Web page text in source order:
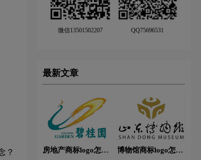
？
微信13501502207 QQ75696531
最新文章
房地产商标logo怎么
博物馆商标logo怎么